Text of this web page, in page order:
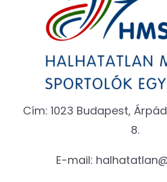
Cím: 1023 Budapest,
8.
E-mail: